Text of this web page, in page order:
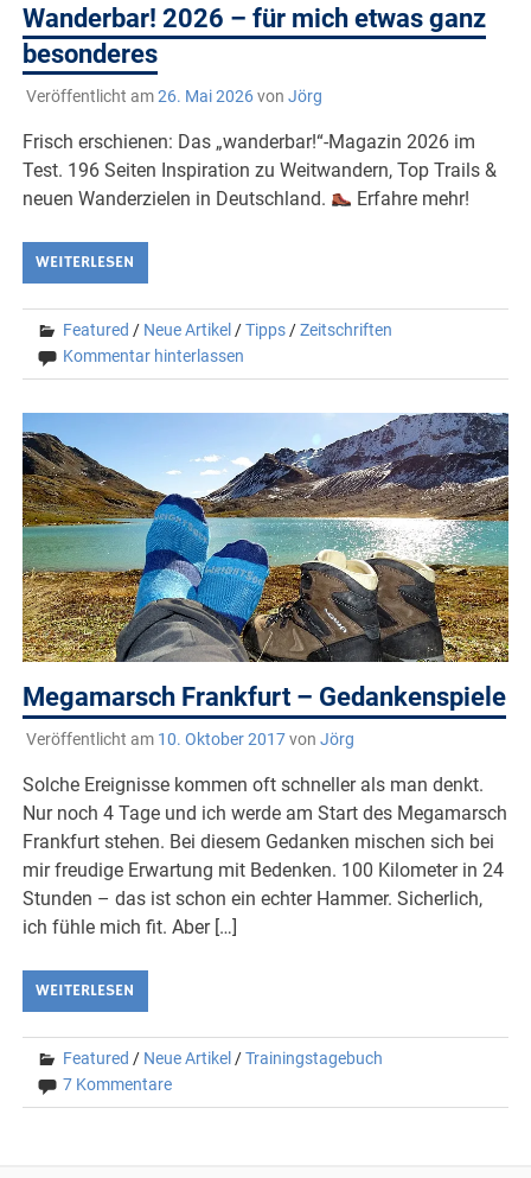
Wanderbar! 2026 – für mich etwas ganz
besonderes
Veröffentlicht am26. Mai 2026von Jörg
Frisch erschienen: Das „wanderbar!“-Magazin 2026 im
Test. 196 Seiten Inspiration zu Weitwandern, Top Trails &
neuen Wanderzielen in Deutschland.
Erfahre mehr!
WEITERLESEN
Featured / Neue Artikel /Tipps /Zeitschriften
Kommentar hinterlassen
Megamarsch Frankfurt – Gedankenspiele
Veröffentlicht am 10. Oktober 2017von Jörg
Solche Ereignisse kommen oft schneller als man denkt.
Nur noch 4 Tage und ich werde am Start des Megamarsch
Frankfurt stehen. Bei diesem Gedanken mischen sich bei
mir freudige Erwartung mit Bedenken. 100 Kilometer in 24
Stunden – das ist schon ein echter Hammer. Sicherlich,
ich fühle mich fit. Aber […]
WEITERLESEN
Featured / Neue Artikel /Trainingstagebuch
7 Kommentare